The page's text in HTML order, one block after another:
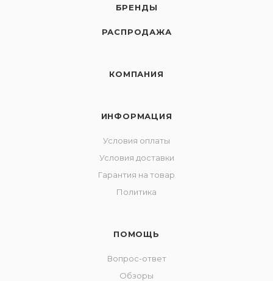
БРЕНДЫ
РАСПРОДАЖА
КОМПАНИЯ
ИНФОРМАЦИЯ
Условия оплаты
Условия доставки
Гарантия на товар
Политика
ПОМОЩЬ
Вопрос-ответ
Обзоры